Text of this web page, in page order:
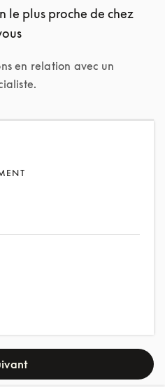
le plus proche de chez
en relation avec un